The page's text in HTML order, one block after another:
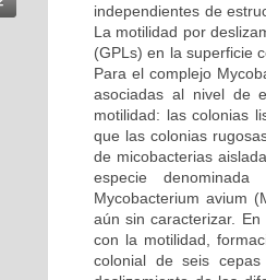
independientes de
La motilidad por
(GPLs) en la superficie
Para el complejo
asociadas al nivel de
motilidad: las colonias
que las colonias
de micobacterias
especie
Mycobacterium avium
aún sin caracterizar.
con la motilidad,
colonial de seis